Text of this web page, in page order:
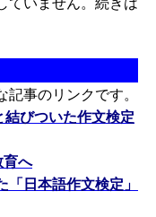
事のリンクです。
びついた作文検定
へ
日本語作文検定」